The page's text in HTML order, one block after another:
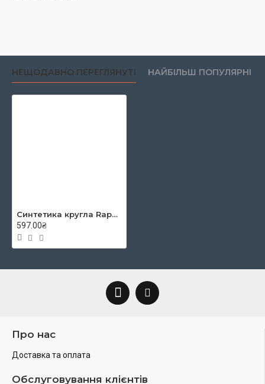
НЕЩОДАВНО ПЕРЕГЛЯНУТІ НАЙБІЛЬШ ПОПУЛЯРНІ
Синтетика кругла Raphaël Textura, №10, довга ручка(Франція) 860**
597.00₴
Про нас
Доставка та оплата
Обслуговування клієнтів